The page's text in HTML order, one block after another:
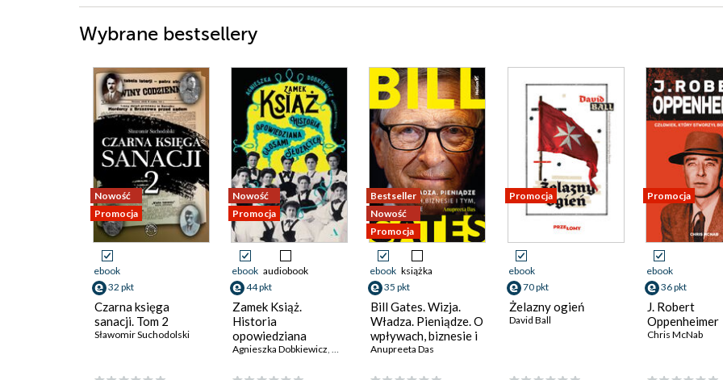
Wybrane bestsellery
Nowość
Promocja
ebook
32 pkt
Czarna księga
sanacji. Tom 2
Sławomir Suchodolski
Nowość
Promocja
ebook audiobook
44 pkt
Zamek Książ.
Historia
opowiedziana
głosami służących
Agnieszka Dobkiewicz,Mateusz Mykytyszyn
Bestseller
Nowość
Promocja
ebook książka
35 pkt
Bill Gates. Wizja.
Władza. Pieniądze. O
wpływach, biznesie i
tym, co niejawne
Anupreeta Das
Promocja
ebook
70 pkt
Żelazny ogień
David Ball
Promocja
ebook
36 pkt
J. Robert
Oppenheimer
Chris McNab